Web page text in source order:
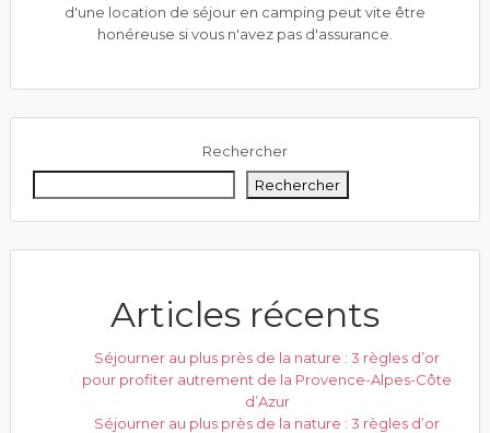
d'une location de séjour en camping peut vite être
honéreuse si vous n'avez pas d'assurance.
Rechercher
Rechercher
Articles récents
Séjourner au plus près de la nature : 3 règles d’or
pour profiter autrement de la Provence-Alpes-Côte
d’Azur
Séjourner au plus près de la nature : 3 règles d’or